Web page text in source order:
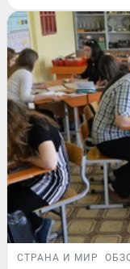
СТРАНА И МИР